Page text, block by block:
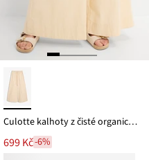
Culotte kalhoty z čisté organické bavlny
699 Kč-6%